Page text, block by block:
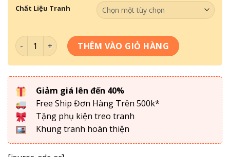
Chất Liệu Tranh
Tranh Treo Phòng Trẻ Em Mã 012 số lượng
THÊM VÀO GIỎ HÀNG
Giảm giá lên đến 40%
Free Ship Đơn Hàng Trên 500k*
Tặng phụ kiện treo tranh
Khung tranh hoàn thiện